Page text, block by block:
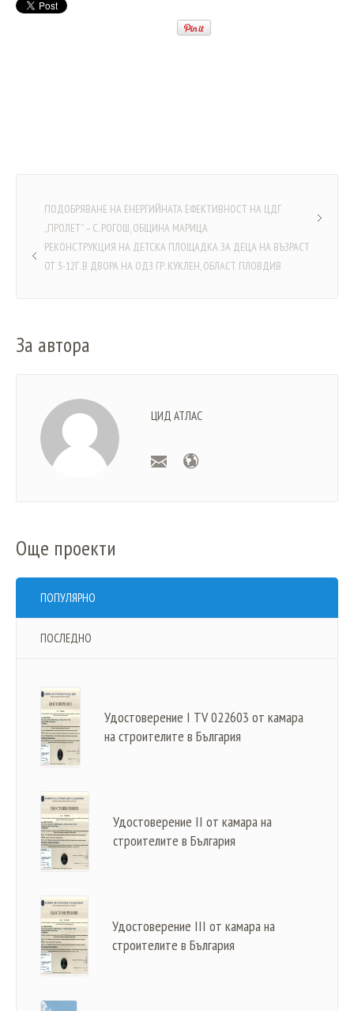
ПОДОБРЯВАНЕ НА ЕНЕРГИЙНАТА ЕФЕКТИВНОСТ НА ЦДГ
„ПРОЛЕТ” – С. РОГОШ, ОБЩИНА МАРИЦА
РЕКОНСТРУКЦИЯ НА ДЕТСКА ПЛОЩАДКА ЗА ДЕЦА НА ВЪЗРАСТ
ОТ 3-12Г. В ДВОРА НА ОДЗ ГР. КУКЛЕН, ОБЛАСТ ПЛОВДИВ
За автора
ЦИД АТЛАС
Още проекти
ПОПУЛЯРНО
ПОСЛЕДНО
Удостоверение I TV 022603 от камара
на строителите в България
Удостоверение II от камара на
строителите в България
Удостоверение III от камара на
строителите в България